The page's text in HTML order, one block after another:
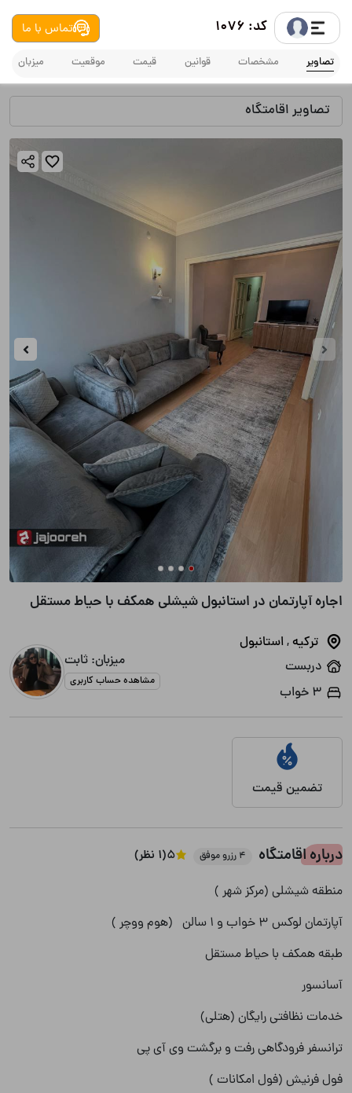
کد: 1076 تماس با ما
تصاویر مشخصات قوانین قیمت موقعیت میزبان
تصاویر اقامتگاه
اجاره آپارتمان در استانبول شیشلی همکف با حیاط مستقل
ترکیه, استانبول
دربست
3 خواب
میزبان: ثابت
مشاهده حساب کاربری
تضمین قیمت
درباره اقامتگاه 4 رزرو موفق 5(1 نظر)
منطقه شیشلی (مرکز شهر )
آپارتمان لوکس 3 خواب و 1 سالن (هوم ووچر )
طبقه همکف با حیاط مستقل
آسانسور
خدمات نظافتی رایگان (هتلی)
ترانسفر فرودگاهی رفت و برگشت وی آی پی
فول فرنیش (فول امکانات )